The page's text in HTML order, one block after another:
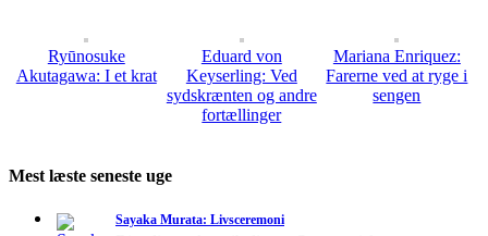
Ryūnosuke
Akutagawa: I et krat
Eduard von
Keyserling: Ved
sydskrænten og andre
fortællinger
Mariana Enriquez:
Farerne ved at ryge i
sengen
Mest læste seneste uge
Sayaka Murata: Livsceremoni